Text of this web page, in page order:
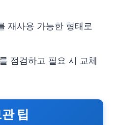
재사용 가능한 형태로
점검하고 필요 시 교체
팁